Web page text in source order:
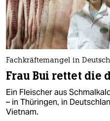
Fachkräftemangel in
Frau Bui rettet die
Ein Fleischer aus
– in Thüringen, in
Vietnam.